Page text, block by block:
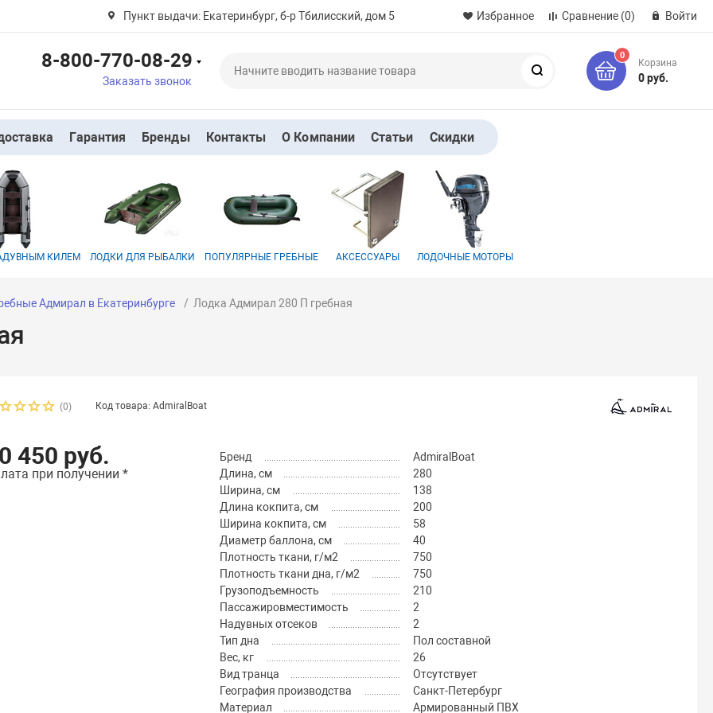
Пункт выдачи: Екатеринбург, б-р Тбилисский, дом 5 Избранное Сравнение (0) Войти
8-800-770-08-29
Заказать звонок
0
Корзина
0 руб.
Гарантия Бренды Контакты О Компании Статьи Скидки
КИЛЕМ ЛОДКИ ДЛЯ РЫБАЛКИ ПОПУЛЯРНЫЕ ГРЕБНЫЕ АКСЕССУАРЫ ЛОДОЧНЫЕ МОТОРЫ
Адмирал в Екатеринбурге Лодка Адмирал 280 П гребная
(0) Код товара: AdmiralBoat
450 руб.
при получении *
Бренд
AdmiralBoat
Длина, см
280
Ширина, см
138
Длина кокпита, см
200
Ширина кокпита, см
58
Диаметр баллона, см
40
Плотность ткани, г/м2
750
Плотность ткани дна, г/м2
750
Грузоподъемность
210
Пассажировместимость
2
Надувных отсеков
2
Тип дна
Пол составной
Вес, кг
26
Вид транца
Отсутствует
География производства
Санкт-Петербург
Материал
Армированный ПВХ